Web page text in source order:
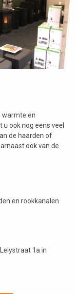
warmte en
ook nog eens veel
de haarden of
ook van de
en rookkanalen
1a in